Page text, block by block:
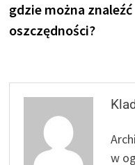
gdzie można znaleźć
oszczędności?
w